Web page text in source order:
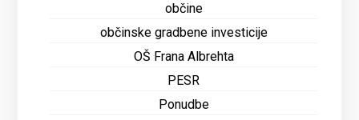
občine
občinske gradbene investicije
OŠ Frana Albrehta
PESR
Ponudbe